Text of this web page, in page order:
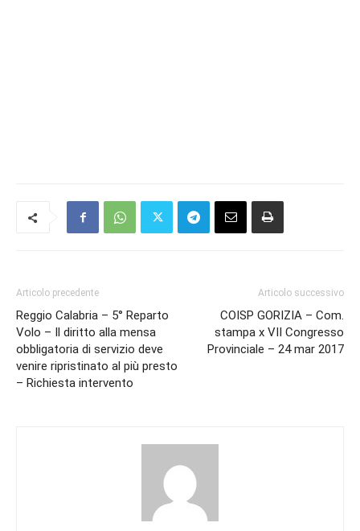
Articolo precedente
Reggio Calabria – 5° Reparto
Volo – Il diritto alla mensa
obbligatoria di servizio deve
venire ripristinato al più presto
– Richiesta intervento
Articolo successivo
COISP GORIZIA – Com.
stampa x VII Congresso
Provinciale – 24 mar 2017